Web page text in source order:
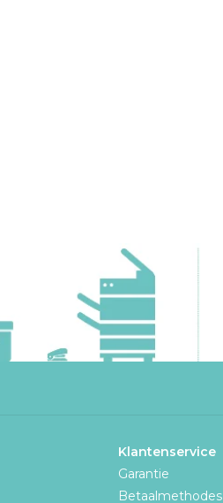
Klantenservice
Garantie
Betaalmethodes